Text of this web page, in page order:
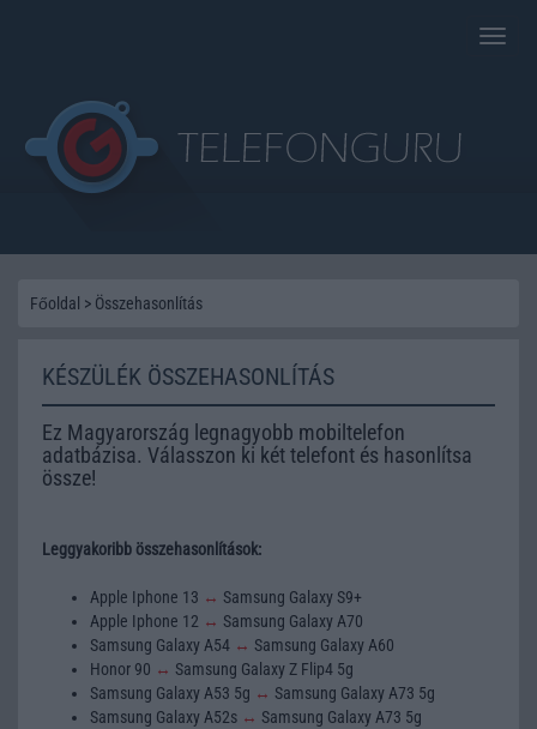
Toggle
Főoldal > Összehasonlítás
KÉSZÜLÉK ÖSSZEHASONLÍTÁS
Ez Magyarország legnagyobb mobiltelefon
adatbázisa. Válasszon ki két telefont és hasonlítsa
össze!
Leggyakoribb összehasonlítások:
Apple Iphone 13 ↔ Samsung Galaxy S9+
Apple Iphone 12 ↔ Samsung Galaxy A70
Samsung Galaxy A54 ↔ Samsung Galaxy A60
Honor 90 ↔ Samsung Galaxy Z Flip4 5g
Samsung Galaxy A53 5g ↔ Samsung Galaxy A73 5g
Samsung Galaxy A52s ↔ Samsung Galaxy A73 5g